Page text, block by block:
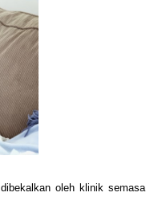
oleh klinik semasa